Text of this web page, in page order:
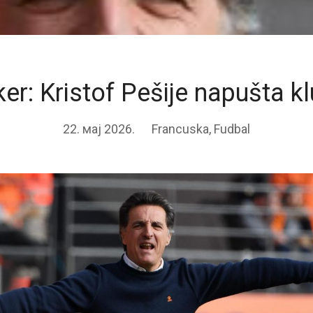
Kristof Pešije napušta
22. мај 2026. Francuska, Fudbal